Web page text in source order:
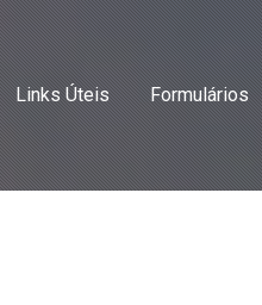
Links Úteis Formulários